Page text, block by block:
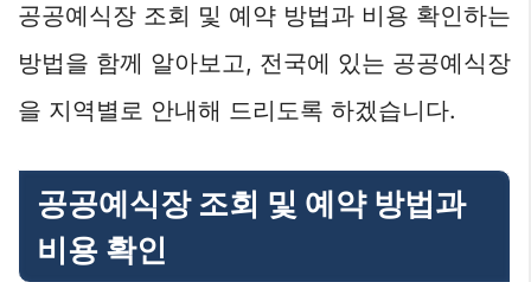
공공예식장 조회 및 예약 방법과 비용 확인하는
방법을 함께 알아보고, 전국에 있는 공공예식장
을 지역별로 안내해 드리도록 하겠습니다.
공공예식장 조회 및 예약 방법과
비용 확인